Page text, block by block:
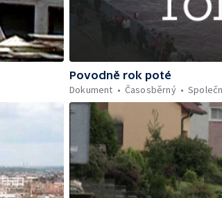
Povodně rok poté
Dokument
Časosběrný